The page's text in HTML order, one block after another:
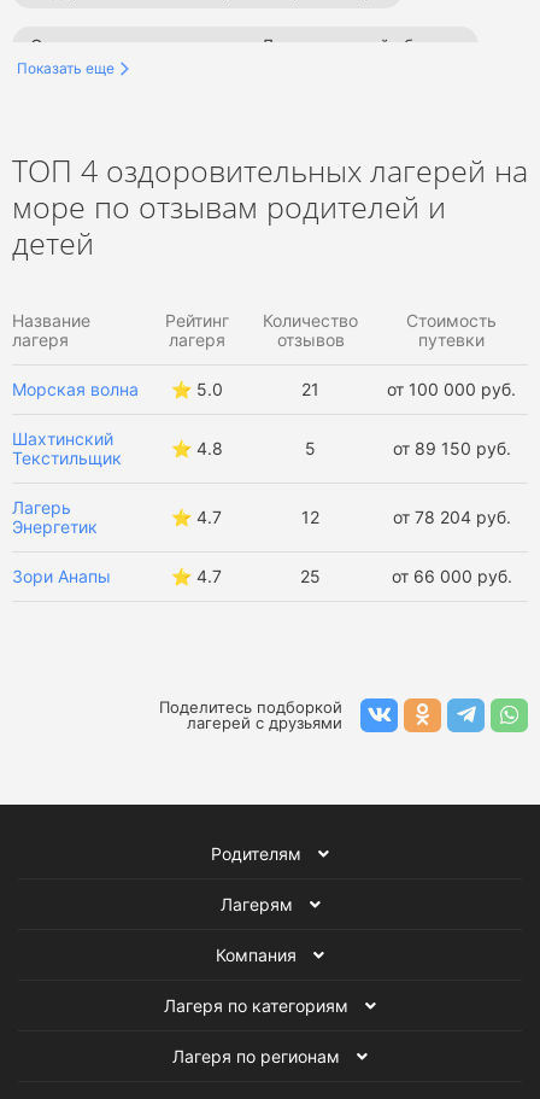
Оздоровительные лагеря в Ленинградской области
Оздоровительные лагеря в Сочи
Оздоровительные лагеря в Анапе
Оздоровительные лагеря в Крыму
Оздоровительные лагеря в России
Оздоровительные лагеря за границей
Зимние оздоровительные лагеря Лагеря на море
Показать еще
ТОП 4 оздоровительных лагерей на
море по отзывам родителей и
детей
Название
лагеря
Рейтинг
лагеря
Количество
отзывов
Стоимость
путевки
Морская волна ⭐️ 5.0 21 от 100 000 руб.
Шахтинский
Текстильщик
⭐️ 4.8 5 от 89 150 руб.
Лагерь
Энергетик
⭐️ 4.7 12 от 78 204 руб.
Зори Анапы ⭐️ 4.7 25 от 66 000 руб.
Поделитесь подборкой
лагерей с друзьями
Родителям
Лагерям
Компания
Лагеря по категориям
Лагеря по регионам